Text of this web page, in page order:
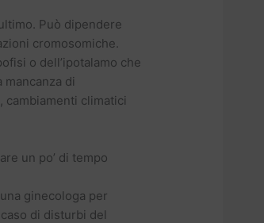
Può dipendere
cromosomiche.
o dell’ipotalamo che
di
climatici
un po’ di tempo
ginecologa per
di disturbi del